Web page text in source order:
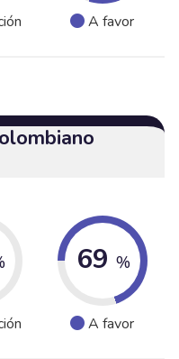
A favor
69 %
A favor